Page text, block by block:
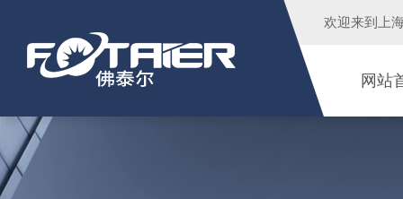
欢迎来到 上
网站